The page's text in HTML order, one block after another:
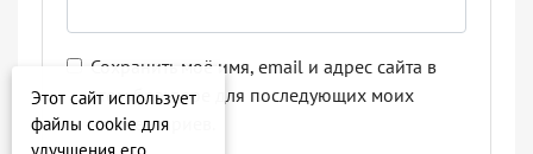
Сохранить моё имя, email и адрес сайта в
этом браузере для последующих моих
комментариев.
Этот сайт использует
файлы cookie для